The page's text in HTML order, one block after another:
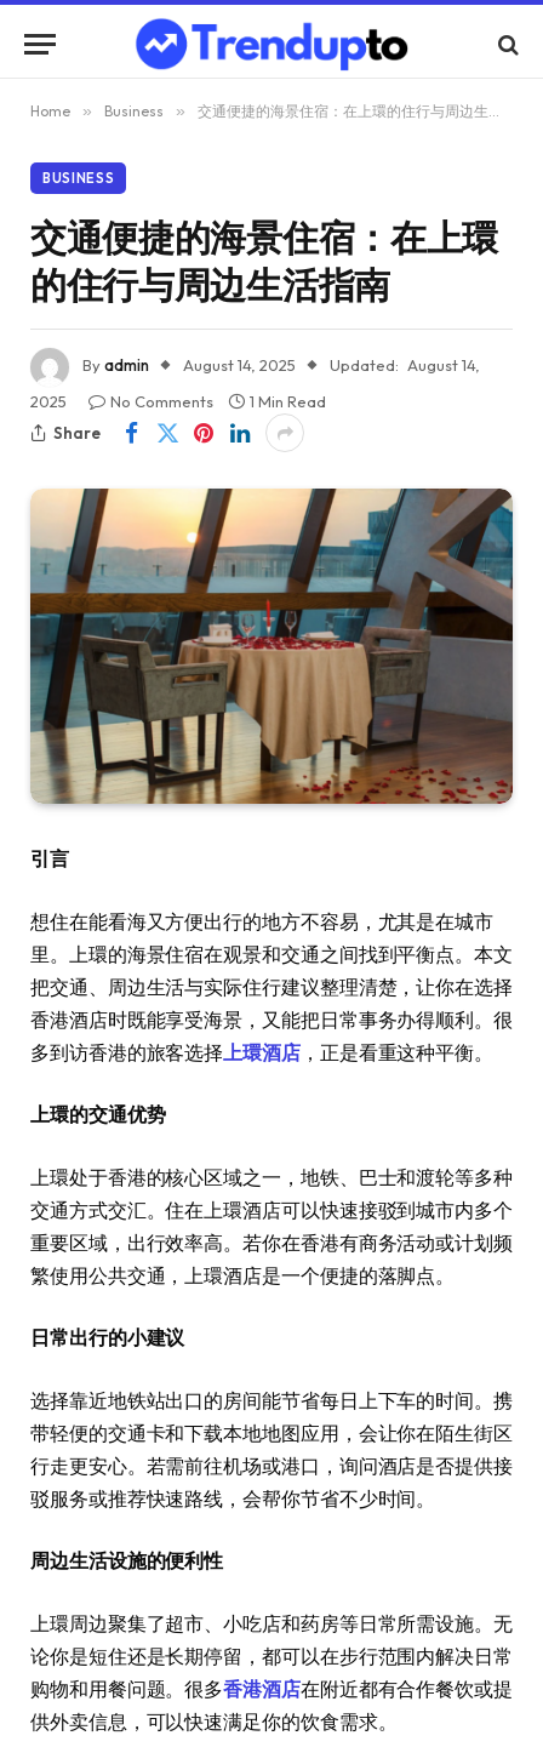
Home » Business » 交通便捷的海景住宿：在上環的住行与周边生活指南
BUSINESS
交通便捷的海景住宿：在上環
的住行与周边生活指南
Byadmin August 14, 2025 Updated: August 14,
2025
No Comments
1 Min Read
Share
引言
想住在能看海又方便出行的地方不容易，尤其是在城市
里。上環的海景住宿在观景和交通之间找到平衡点。本文
把交通、周边生活与实际住行建议整理清楚，让你在选择
香港酒店时既能享受海景，又能把日常事务办得顺利。很
多到访香港的旅客选择 上環酒店，正是看重这种平衡。
上環的交通优势
上環处于香港的核心区域之一，地铁、巴士和渡轮等多种
交通方式交汇。住在上環酒店可以快速接驳到城市内多个
重要区域，出行效率高。若你在香港有商务活动或计划频
繁使用公共交通，上環酒店是一个便捷的落脚点。
日常出行的小建议
选择靠近地铁站出口的房间能节省每日上下车的时间。携
带轻便的交通卡和下载本地地图应用，会让你在陌生街区
行走更安心。若需前往机场或港口，询问酒店是否提供接
驳服务或推荐快速路线，会帮你节省不少时间。
周边生活设施的便利性
上環周边聚集了超市、小吃店和药房等日常所需设施。无
论你是短住还是长期停留，都可以在步行范围内解决日常
购物和用餐问题。很多香港酒店在附近都有合作餐饮或提
供外卖信息，可以快速满足你的饮食需求。